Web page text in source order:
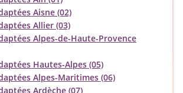
Aisne (02)
Allier (03)
Alpes-de-Haute-Provence
Hautes-Alpes (05)
Alpes-Maritimes (06)
Ardèche (07)